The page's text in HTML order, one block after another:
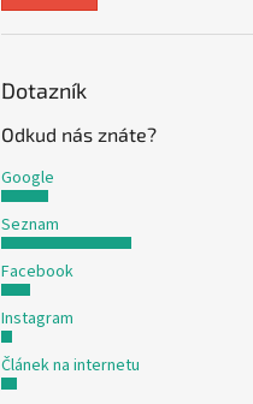
Dotazník
Odkud nás znáte?
Google
Seznam
Facebook
Instagram
Článek na internetu